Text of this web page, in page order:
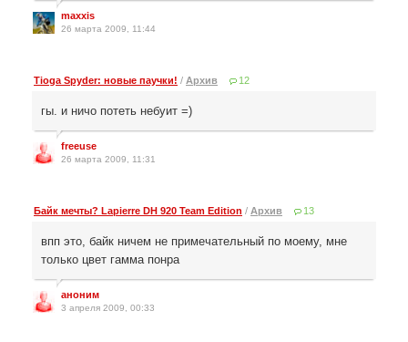
maxxis
26 марта 2009, 11:44
Tioga Spyder: новые паучки! / Архив 12
гы. и ничо потеть небуит =)
freeuse
26 марта 2009, 11:31
Байк мечты? Lapierre DH 920 Team Edition / Архив 13
впп это, байк ничем не примечательный по моему, мне
только цвет гамма понра
аноним
3 апреля 2009, 00:33